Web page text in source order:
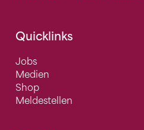
Quicklinks
Jobs
Medien
Shop
Meldestellen